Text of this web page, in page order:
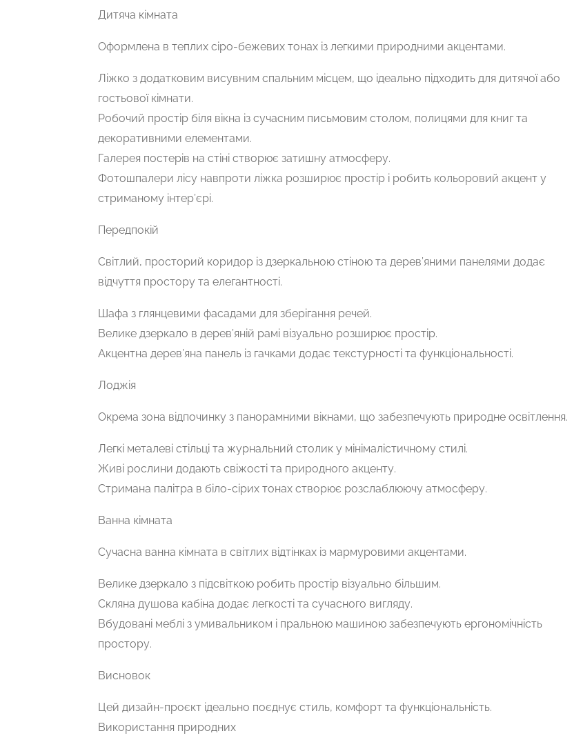
Дитяча кімната
Оформлена в теплих сіро-бежевих тонах із легкими природними акцентами.
Ліжко з додатковим висувним спальним місцем, що ідеально підходить для дитячої або
гостьової кімнати.
Робочий простір біля вікна із сучасним письмовим столом, полицями для книг та
декоративними елементами.
Галерея постерів на стіні створює затишну атмосферу.
Фотошпалери лісу навпроти ліжка розширює простір і робить кольоровий акцент у
стриманому інтер’єрі.
Передпокій
Світлий, просторий коридор із дзеркальною стіною та дерев’яними панелями додає
відчуття простору та елегантності.
Шафа з глянцевими фасадами для зберігання речей.
Велике дзеркало в дерев’яній рамі візуально розширює простір.
Акцентна дерев’яна панель із гачками додає текстурності та функціональності.
Лоджія
Окрема зона відпочинку з панорамними вікнами, що забезпечують природне освітлення.
Легкі металеві стільці та журнальний столик у мінімалістичному стилі.
Живі рослини додають свіжості та природного акценту.
Стримана палітра в біло-сірих тонах створює розслаблюючу атмосферу.
Ванна кімната
Сучасна ванна кімната в світлих відтінках із мармуровими акцентами.
Велике дзеркало з підсвіткою робить простір візуально більшим.
Скляна душова кабіна додає легкості та сучасного вигляду.
Вбудовані меблі з умивальником і пральною машиною забезпечують ергономічність
простору.
Висновок
Цей дизайн-проєкт ідеально поєднує стиль, комфорт та функціональність.
Використання природних